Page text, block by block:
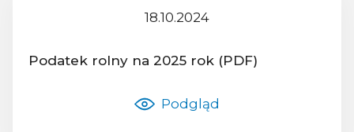
18.10.2024
Nazwa dokumentu:
Podatek rolny na 2025 rok (PDF)
Podgląd